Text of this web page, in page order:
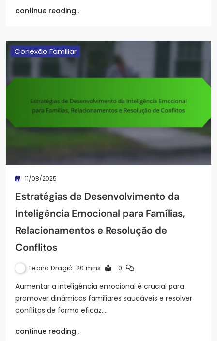
continue reading..
Conexão Familiar
11/08/2025
Estratégias de Desenvolvimento da
Inteligência Emocional para Famílias,
Relacionamentos e Resolução de
Conflitos
Leona Dragić 20 mins 0
Aumentar a inteligência emocional é crucial para
promover dinâmicas familiares saudáveis e resolver
conflitos de forma eficaz.…
continue reading..